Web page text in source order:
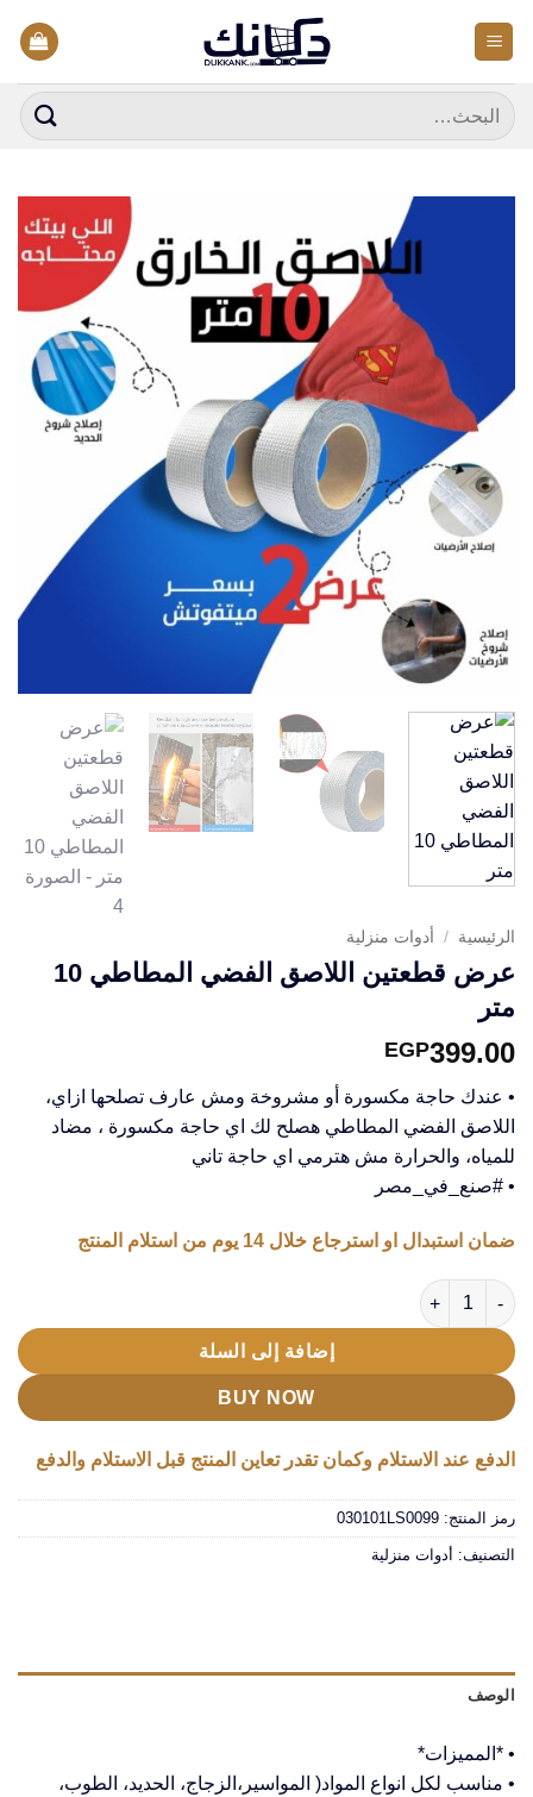
للمحتوى
البحث
عن:
الرئيسية / أدوات منزلية
عرض قطعتين اللاصق الفضي المطاطي 10
متر
EGP399.00
• عندك حاجة مكسورة أو مشروخة ومش عارف تصلحها ازاي،
اللاصق الفضي المطاطي هصلح لك اي حاجة مكسورة ، مضاد
للمياه، والحرارة مش هترمي اي حاجة تاني
• #صنع_في_مصر
ضمان استبدال او استرجاع خلال 14 يوم من استلام المنتج
كمية عرض قطعتين اللاصق الفضي المطاطي 10 متر
إضافة إلى السلة
BUY NOW
الدفع عند الاستلام وكمان تقدر تعاين المنتج قبل الاستلام والدفع
رمز المنتج: 030101LS0099
التصنيف: أدوات منزلية
الوصف
• *المميزات*
• مناسب لكل انواع المواد( المواسير،الزجاج، الحديد، الطوب،